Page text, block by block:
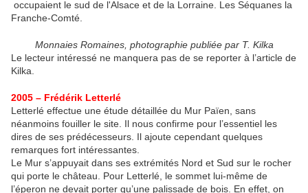
occupaient le sud de l'Alsace et de la Lorraine. Les Séquanes la
Franche-Comté.
Monnaies Romaines, photographie publiée par T. Kilka
Le lecteur intéressé ne manquera pas de se reporter à l’article de
Kilka.
2005 – Frédérik Letterlé
Letterlé effectue une étude détaillée du Mur Païen, sans
néanmoins fouiller le site. Il nous confirme pour l’essentiel les
dires de ses prédécesseurs. Il ajoute cependant quelques
remarques fort intéressantes.
Le Mur s’appuyait dans ses extrémités Nord et Sud sur le rocher
qui porte le château. Pour Letterlé, le sommet lui-même de
l’éperon ne devait porter qu’une palissade de bois. En effet, on